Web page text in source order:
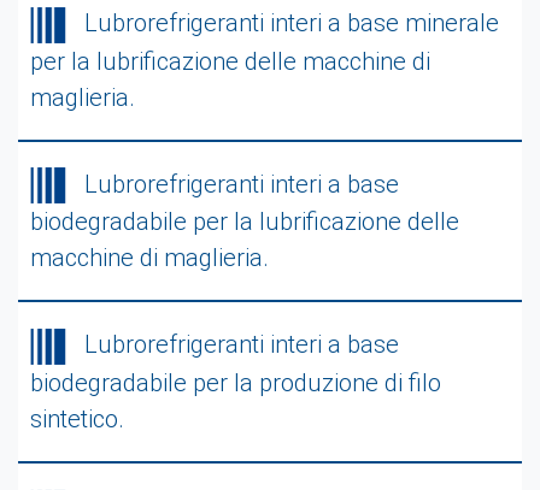
Lubrorefrigeranti interi a base minerale
per la lubrificazione delle macchine di
maglieria.
Lubrorefrigeranti interi a base
biodegradabile per la lubrificazione delle
macchine di maglieria.
Lubrorefrigeranti interi a base
biodegradabile per la produzione di filo
sintetico.